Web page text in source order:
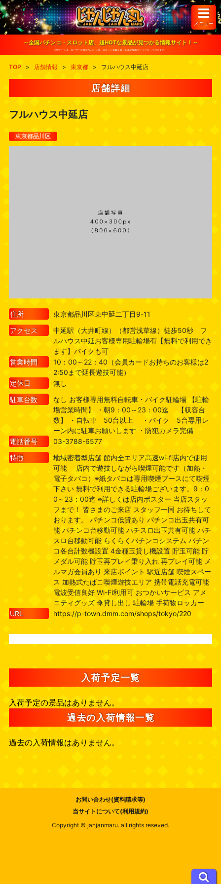
S
k
i
o
メニュー
～全国パチンコ・スロット店、超HOTな景品が見つかる情報サイト！～
※当サイトは、ユーザーが健全なパチンコ・スロット遊戯を楽しむ為の情報サイトとなっております。
TOP > 店舗情報 > 東京都 > フルハウス中延店
店舗詳細
フルハウス中延店
東京都品川区
住所
東京都品川区東中延二丁目9-11
アクセス
中延駅（大井町線）（都営浅草線）徒歩50秒 フ
ルハウス中延お客様専用駐輪場有【無料で利用でき
ます】バイクも可
営業時間
10：00～22：40（会員カードお持ちのお客様は2
2:50まで延長遊技可能）
定休日
無し
駐車台数
なし お客様専用無料自転車・バイク駐輪場 【駐輪
場営業時間】 ・朝9：00～23：00迄 【収容台
数】 ・自転車 50台以上 ・バイク 5台専用レ
ーン内に駐車お願いします ・防犯カメラ完備
電話番号
03-3788-6577
特徴
地域密着型店舗 館内全エリア高速wi-fi店内で使用
可能 店内で遊技しながら喫煙可能です（加熱・
電子タバコ）※紙タバコは専用喫煙ブースにて喫煙
下さい 無料で利用できる駐輪場ございます。9：0
0～23：00迄 ※詳しくは店内ポスター 当店スタッ
フまで！ 皆さまのご来店 スタッフ一同 お待ちして
おります。 パチンコ低貸あり パチンコ出玉共有可
能 パチンコ台移動可能 パチスロ出玉共有可能 パチ
スロ台移動可能 らくらくパチンコシステム パチン
コ各台計数機設置 4金種玉貸し機設置 貯玉可能 貯
メダル可能 貯玉再プレイ乗り入れ 再プレイ可能 メ
ルマガ会員あり 来店ポイント 駅近店舗 喫煙スペー
ス 加熱式たばこ喫煙遊技エリア 携帯電話充電可能
電波受信良好 Wi-Fi利用可 おつかいサービス アメ
ニティグッズ 傘貸し出し 駐輪場 手荷物ロッカー
URL
https://p-town.dmm.com/shops/tokyo/220
入荷予定一覧
入荷予定の景品はありません。
過去の入荷情報一覧
過去の入荷情報はありません。
お問い合わせ(資料請求等)
当サイトについて(利用規約)
Copyright © janjanmaru. all rights reseved.